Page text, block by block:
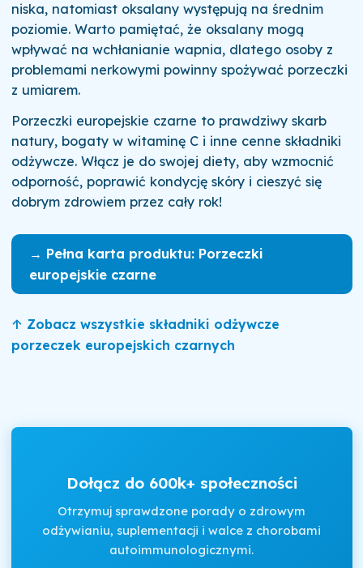
niska, natomiast oksalany występują na średnim
poziomie. Warto pamiętać, że oksalany mogą
wpływać na wchłanianie wapnia, dlatego osoby z
problemami nerkowymi powinny spożywać porzeczki
z umiarem.
Porzeczki europejskie czarne to prawdziwy skarb
natury, bogaty w witaminę C i inne cenne składniki
odżywcze. Włącz je do swojej diety, aby wzmocnić
odporność, poprawić kondycję skóry i cieszyć się
dobrym zdrowiem przez cały rok!
→ Pełna karta produktu: Porzeczki
europejskie czarne
↑ Zobacz wszystkie składniki odżywcze
porzeczek europejskich czarnych
Dołącz do 600k+ społeczności
Otrzymuj sprawdzone porady o zdrowym
odżywianiu, suplementacji i walce z chorobami
autoimmunologicznymi.